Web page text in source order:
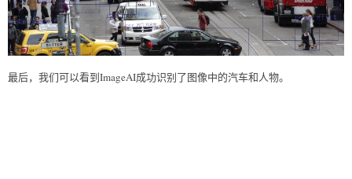
最后，我们可以看到ImageAI成功识别了图像中的汽车和人物。